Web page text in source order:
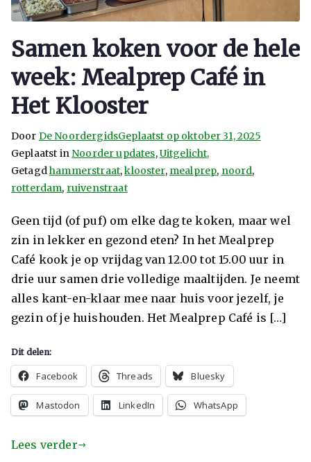
Samen koken voor de hele
week: Mealprep Café in
Het Klooster
Door De NoordergidsGeplaatst op oktober 31, 2025
Geplaatst in Noorder updates,Uitgelicht,
Getagdhammerstraat,klooster, mealprep, noord,
rotterdam, ruivenstraat
Geen tijd (of puf) om elke dag te koken, maar wel
zin in lekker en gezond eten? In het Mealprep
Café kook je op vrijdag van 12.00 tot 15.00 uur in
drie uur samen drie volledige maaltijden. Je neemt
alles kant-en-klaar mee naar huis voor jezelf, je
gezin of je huishouden. Het Mealprep Café is […]
Dit delen:
Facebook Threads Bluesky
Mastodon LinkedIn WhatsApp
Lees verder